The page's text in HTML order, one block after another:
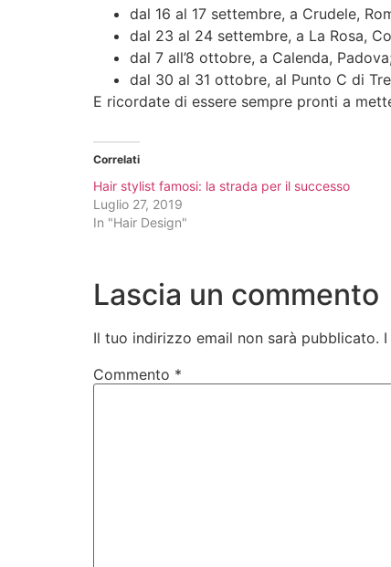
dal 16 al 17 settembre, a Crudele,
dal 23 al 24 settembre, a La Rosa,
dal 7 all’8 ottobre, a Calenda,
dal 30 al 31 ottobre, al Punto C di
E ricordate di essere sempre pronti a
Correlati
Hair stylist famosi: la strada per il successo
Luglio 27, 2019
In "Hair Design"
Lascia un commento
Il tuo indirizzo email non sarà pubblicato.
Commento *